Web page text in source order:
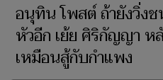
อนุทิน โพสต์ ถ้ายังวิ่ง
หัวอีก เย้ย ศิริกัญญา ห
เหมือนสู้กับกำแพง